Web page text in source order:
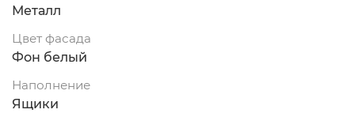
Металл
Цвет фасада
Фон белый
Наполнение
Ящики